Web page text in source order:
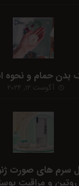
بدن حمام و نحوه
آگوست ۱۲, ۲۰۲۴
سرم های صورت
روتین و مراقبت